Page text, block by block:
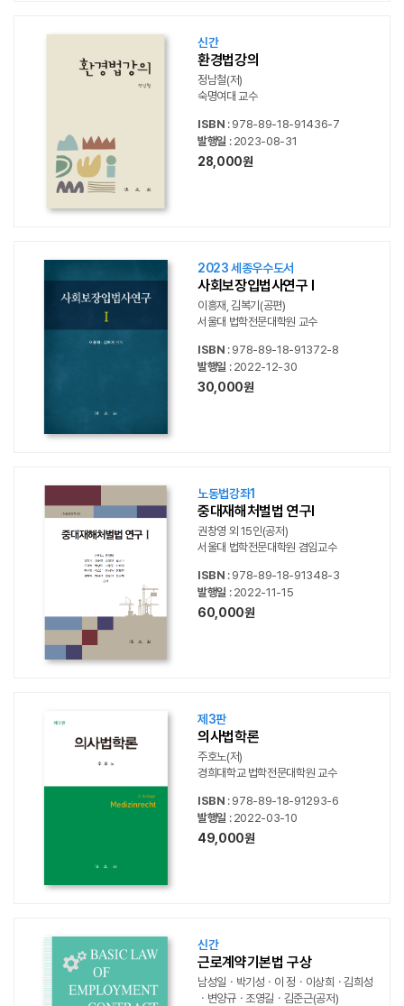
신간
환경법강의
정남철(저)
숙명여대 교수
ISBN : 978-89-18-91436-7
발행일 : 2023-08-31
28,000원
2023 세종우수도서
사회보장입법사연구 I
이흥재, 김복기(공편)
서울대 법학전문대학원 교수
ISBN : 978-89-18-91372-8
발행일 : 2022-12-30
30,000원
노동법강좌1
중대재해처벌법 연구I
권창영 외 15인(공저)
서울대 법학전문대학원 겸임교수
ISBN : 978-89-18-91348-3
발행일 : 2022-11-15
60,000원
제3판
의사법학론
주호노(저)
경희대학교 법학전문대학원 교수
ISBN : 978-89-18-91293-6
발행일 : 2022-03-10
49,000원
신간
근로계약기본법 구상
남성일ㆍ박기성ㆍ이 정ㆍ이상희ㆍ김희성
ㆍ변양규ㆍ조영길ㆍ김준근(공저)